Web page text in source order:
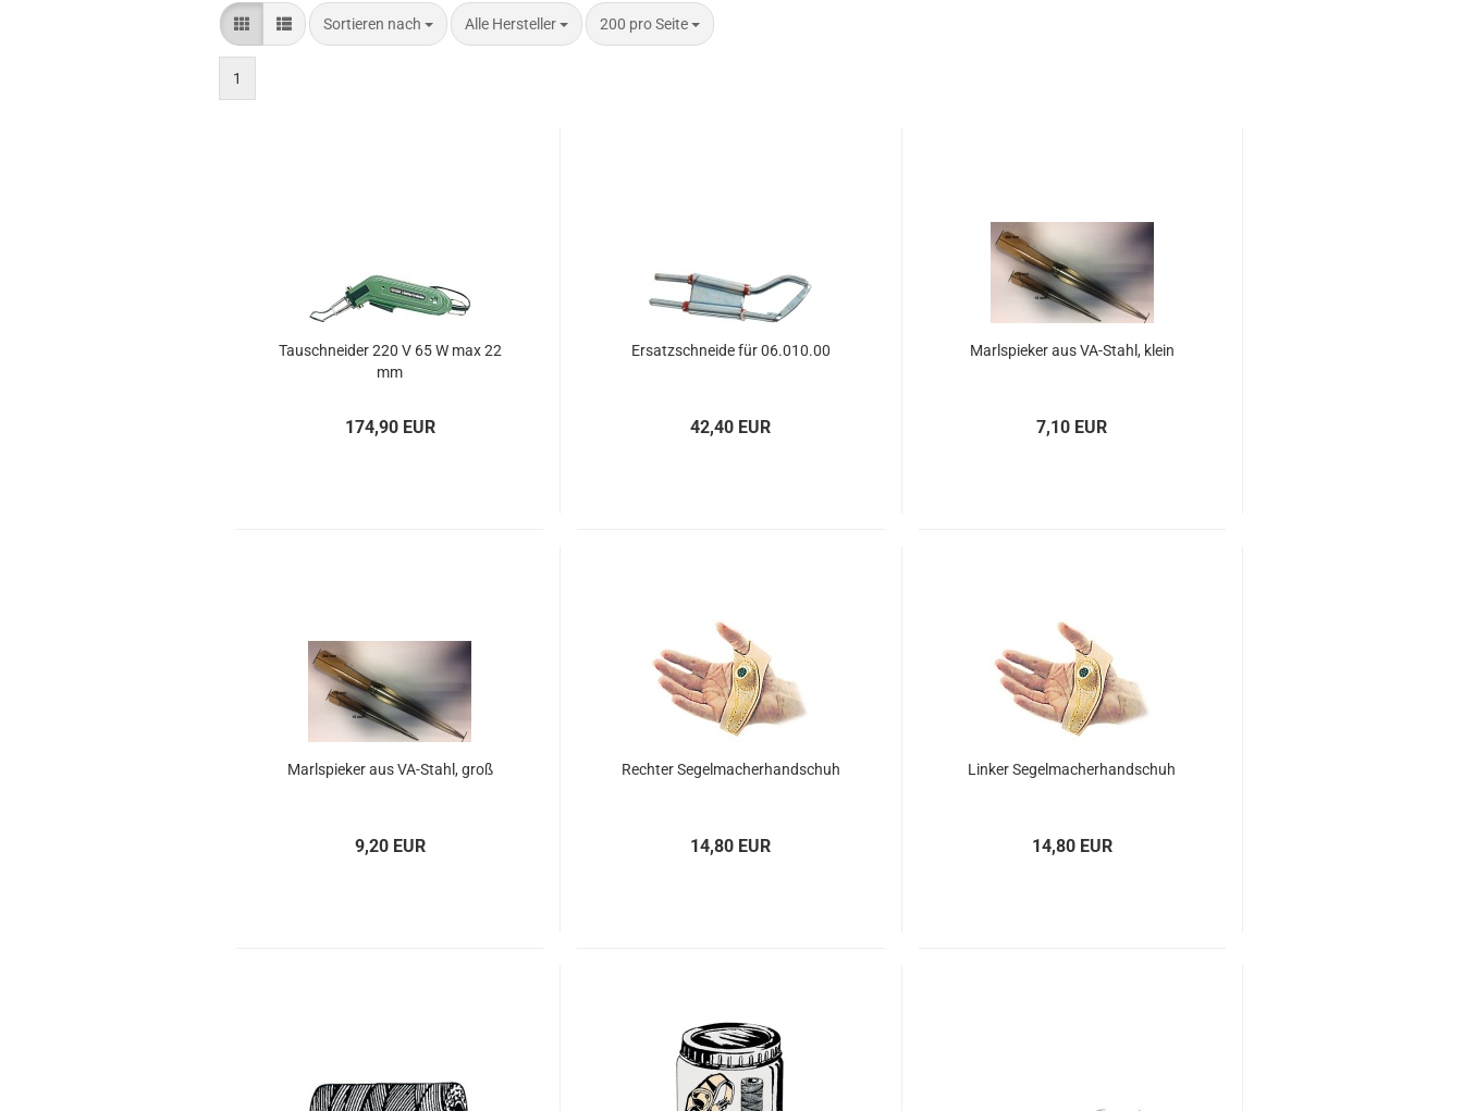
Sortieren nach
Sortieren nach Alle Hersteller
pro Seite 200 pro Seite
pro Seite
1
Tau­schnei­der 220 V 65 W max 22
mm
174,90 EUR
Er­satz­schnei­de für 06.010.00
42,40 EUR
Marl­spie­ker aus VA-​Stahl, klein
7,10 EUR
Marl­spie­ker aus VA-​Stahl, groß
9,20 EUR
Rech­ter Se­gel­ma­cher­hand­schuh
14,80 EUR
Lin­ker Se­gel­ma­cher­hand­schuh
14,80 EUR